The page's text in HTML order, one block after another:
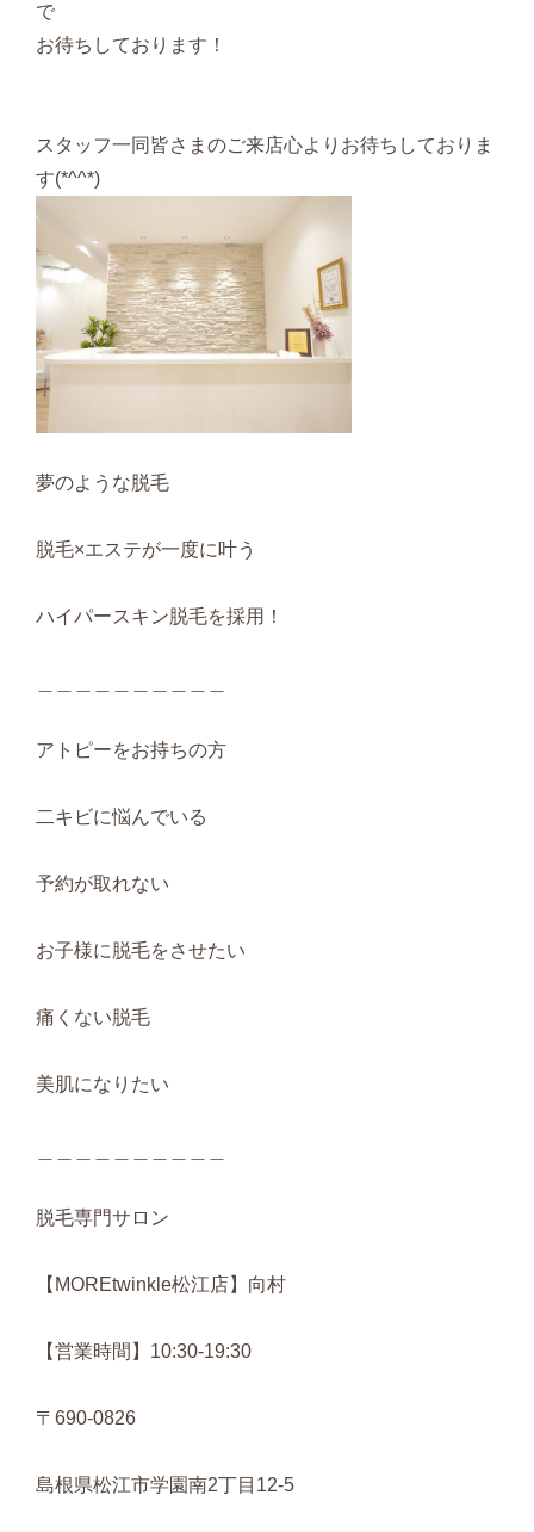
で
お待ちしております！
スタッフ一同皆さまのご来店心よりお待ちしておりま
す(*^^*)
夢のような脱毛
脱毛×エステが一度に叶う
ハイパースキン脱毛を採用！
アトピーをお持ちの方
二キビに悩んでいる
予約が取れない
お子様に脱毛をさせたい
痛くない脱毛
美肌になりたい
脱毛専門サロン
【MOREtwinkle松江店】向村
【営業時間】10:30-19:30
〒690-0826
島根県松江市学園南2丁目12-5